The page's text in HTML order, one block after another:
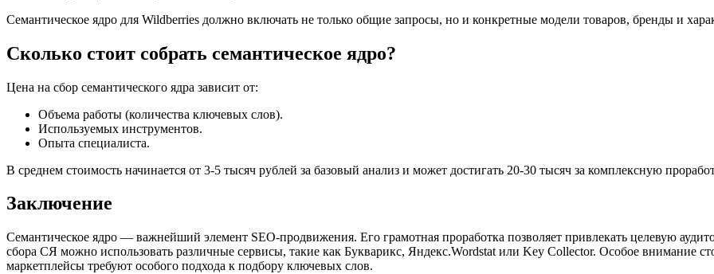
Семантическое ядро для Wildberries должно включать не только общие запросы, но и конкретные модели товаров, бренды и
Сколько стоит собрать семантическое ядро?
Цена на сбор семантического ядра зависит от:
Объема работы (количества ключевых слов).
Используемых инструментов.
Опыта специалиста.
В среднем стоимость начинается от 3-5 тысяч рублей за базовый анализ и может достигать 20-30 тысяч за комплексную
Заключение
Семантическое ядро — важнейший элемент SEO-продвижения. Его грамотная проработка позволяет привлекать целевую
сбора СЯ можно использовать различные сервисы, такие как Букварикс, Яндекс.Wordstat или Key Collector. Особое внимание
маркетплейсы требуют особого подхода к подбору ключевых слов.